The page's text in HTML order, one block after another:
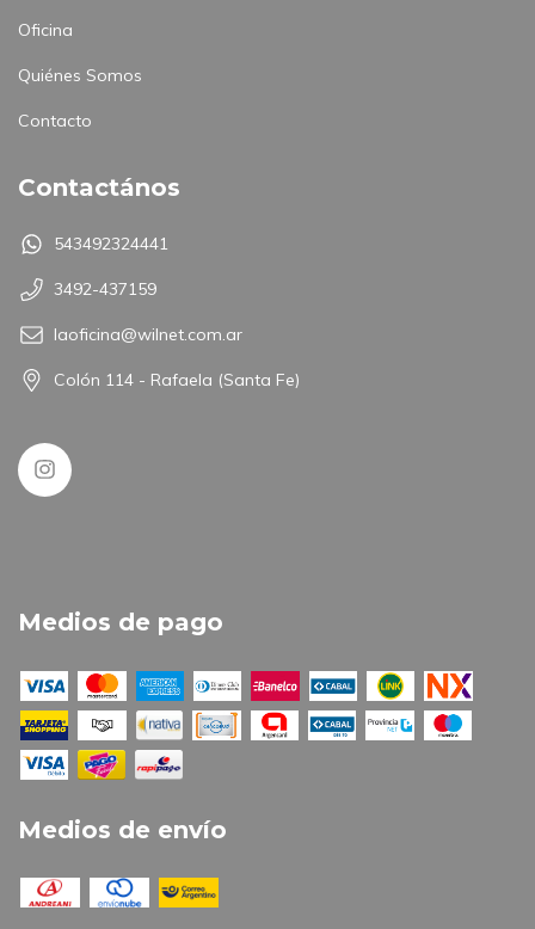
Oficina
Quiénes Somos
Contacto
Contactános
543492324441
3492-437159
laoficina@wilnet.com.ar
Colón 114 - Rafaela (Santa Fe)
Medios de pago
Medios de envío